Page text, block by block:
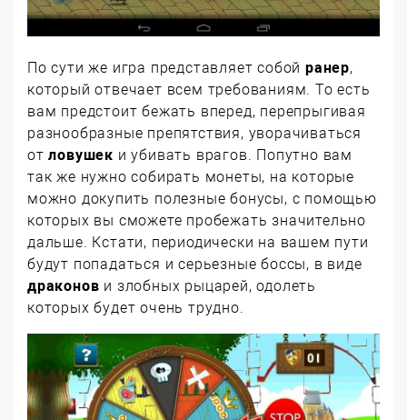
По сути же игра представляет собой ранер,
который отвечает всем требованиям. То есть
вам предстоит бежать вперед, перепрыгивая
разнообразные препятствия, уворачиваться
отловушек и убивать врагов. Попутно вам
так же нужно собирать монеты, на которые
можно докупить полезные бонусы, с помощью
которых вы сможете пробежать значительно
дальше. Кстати, периодически на вашем пути
будут попадаться и серьезные боссы, в виде
драконов и злобных рыцарей, одолеть
которых будет очень трудно.